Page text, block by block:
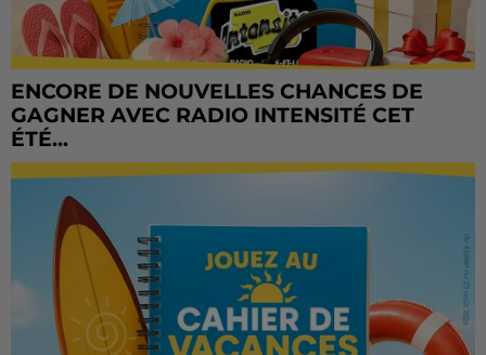
ENCORE DE NOUVELLES CHANCES DE
GAGNER AVEC RADIO INTENSITÉ CET
ÉTÉ...